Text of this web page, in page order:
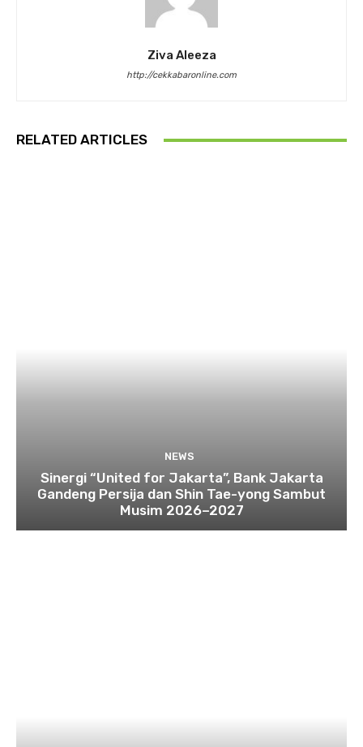
Ziva Aleeza
http://cekkabaronline.com
RELATED ARTICLES
NEWS
Sinergi “United for Jakarta”, Bank Jakarta
Gandeng Persija dan Shin Tae-yong Sambut
Musim 2026–2027